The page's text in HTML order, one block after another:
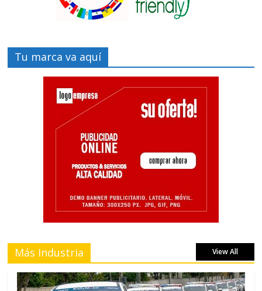
Tu marca va aquí
Más Industria View All